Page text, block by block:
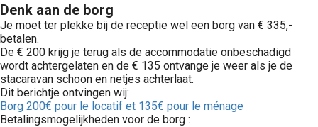
Denk aan de borg
Je moet ter plekke bij de receptie wel een borg van € 335,-
betalen.
De € 200 krijg je terug als de accommodatie onbeschadigd
wordt achtergelaten en de € 135 ontvange je weer als je de
stacaravan schoon en netjes achterlaat.
Dit berichtje ontvingen wij:
Borg 200€ pour le locatif et 135€ pour le ménage
Betalingsmogelijkheden voor de borg :